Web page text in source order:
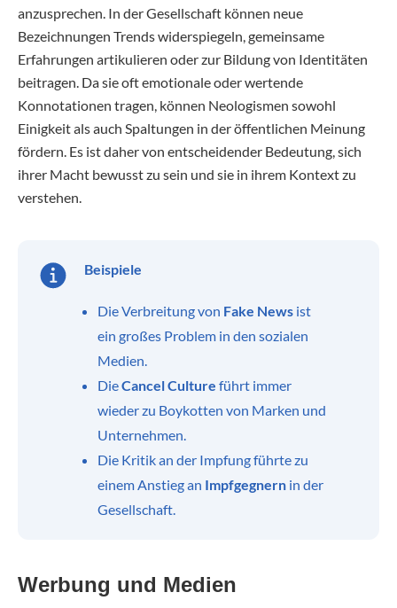
anzusprechen. In der Gesellschaft können neue
Bezeichnungen Trends widerspiegeln, gemeinsame
Erfahrungen artikulieren oder zur Bildung von Identitäten
beitragen. Da sie oft emotionale oder wertende
Konnotationen tragen, können Neologismen sowohl
Einigkeit als auch Spaltungen in der öffentlichen Meinung
fördern. Es ist daher von entscheidender Bedeutung, sich
ihrer Macht bewusst zu sein und sie in ihrem Kontext zu
verstehen.
Beispiele
Die Verbreitung von Fake News ist
ein großes Problem in den sozialen
Medien.
DieCancel Culture führt immer
wieder zu Boykotten von Marken und
Unternehmen.
Die Kritik an der Impfung führte zu
einem Anstieg an Impfgegnern in der
Gesellschaft.
Werbung und Medien